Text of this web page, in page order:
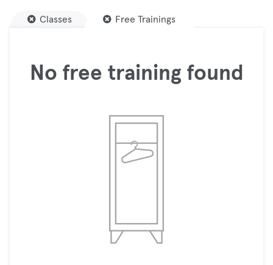
Classes Free Trainings
No free training found